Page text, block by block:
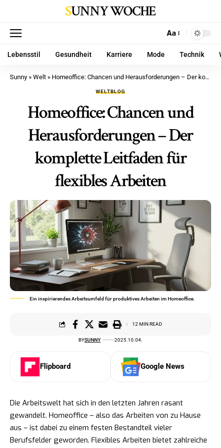
SUNNY WOCHE
Aa
Lebensstil Gesundheit Karriere Mode Technik
Sunny » Welt » Homeoffice: Chancen und Herausforderungen – Der komplette Leitfaden für flexibles Arbeiten
WELTBLOG
Homeoffice: Chancen und
Herausforderungen – Der
komplette Leitfaden für
flexibles Arbeiten
Ein inspirierendes Arbeitsumfeld für produktives Arbeiten im Homeoffice.
BYSUNNY 2025.10.04.
12 MIN READ
Flipboard Google News
Die Arbeitswelt hat sich in den letzten Jahren rasant
gewandelt. Homeoffice – also das Arbeiten von zu Hause
aus – ist dabei zu einem festen Bestandteil vieler
Berufsfelder geworden. Flexibles Arbeiten bietet zahlreiche